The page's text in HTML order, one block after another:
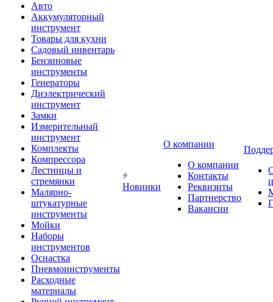
Авто
Аккумуляторный
инструмент
Товары для кухни
Садовый инвентарь
Бензиновые
инструменты
Генераторы
Диэлектрический
инструмент
Замки
Измерительный
инструмент
Комплекты
Компрессора
Лестницы и
стремянки
Малярно-
штукатурные
инструменты
Мойки
Наборы
инструментов
Оснастка
Пневмоинструменты
Расходные
материалы
Новинки
О компании
О компании
Контакты
Реквизиты
Партнерство
Вакансии